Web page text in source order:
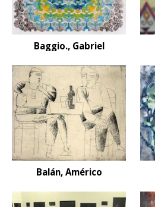
Baggio., Gabriel
Balán, Américo